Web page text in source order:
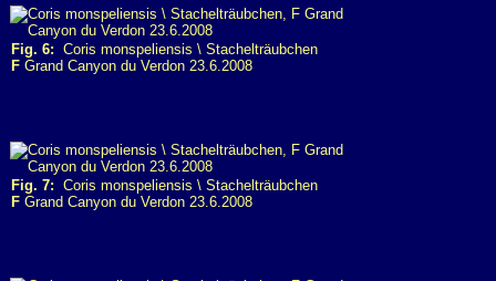
Fig. 6: Coris monspeliensis \ Stachelträubchen
F Grand Canyon du Verdon 23.6.2008
Fig. 7: Coris monspeliensis \ Stachelträubchen
F Grand Canyon du Verdon 23.6.2008